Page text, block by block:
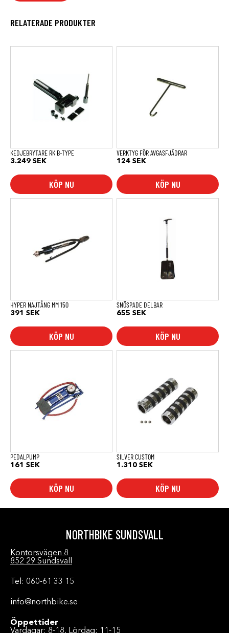
RELATERADE PRODUKTER
KEDJEBRYTARE RK B-TYPE
3.249 SEK
KÖP NU
VERKTYG FÖR AVGASFJÄDRAR
124 SEK
KÖP NU
HYPER NAJTÅNG MM 150
391 SEK
KÖP NU
SNÖSPADE DELBAR
655 SEK
KÖP NU
PEDALPUMP
161 SEK
KÖP NU
SILVER CUSTOM
1.310 SEK
KÖP NU
NORTHBIKE SUNDSVALL
Kontorsvägen 8
852 29 Sundsvall
Tel: 060-61 33 15
info@northbike.se
Öppettider
Vardagar: 8-18, Lördag: 11-15